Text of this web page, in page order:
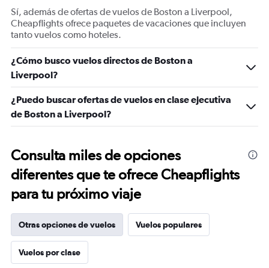
Sí, además de ofertas de vuelos de Boston a Liverpool,
Cheapflights ofrece paquetes de vacaciones que incluyen
tanto vuelos como hoteles.
¿Cómo busco vuelos directos de Boston a
Liverpool?
¿Puedo buscar ofertas de vuelos en clase ejecutiva
de Boston a Liverpool?
Consulta miles de opciones
diferentes que te ofrece Cheapflights
para tu próximo viaje
Otras opciones de vuelos Vuelos populares
Vuelos por clase